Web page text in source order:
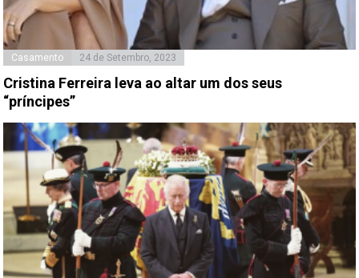
Casamento 24 de Setembro, 2023
Cristina Ferreira leva ao altar um dos seus
“príncipes”